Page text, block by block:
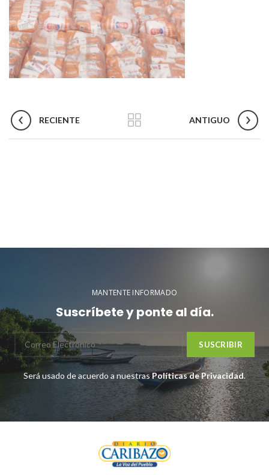
RECIENTE ANTIGUO
MANTENTE INFORMADO
Suscríbete y ponte al día.
Será usado de acuerdo a nuestrasPolíticas de Privacidad.